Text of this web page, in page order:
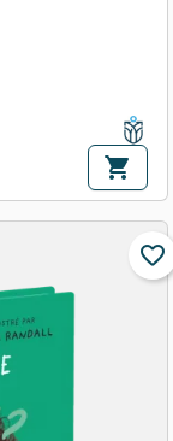
shopping_cart
favorite_border